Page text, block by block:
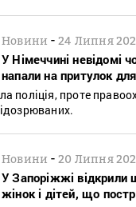
Новини -24 Липня
У Німеччині невідомі
напали на притулок
поліція, проте
Новини -20 Липня
У Запоріжжі відкрили
жінок і дітей, що